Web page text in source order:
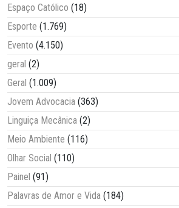
Espaço Católico (18)
Esporte (1.769)
Evento (4.150)
geral (2)
Geral (1.009)
Jovem Advocacia (363)
Linguiça Mecânica (2)
Meio Ambiente (116)
Olhar Social (110)
Painel (91)
Palavras de Amor e Vida (184)